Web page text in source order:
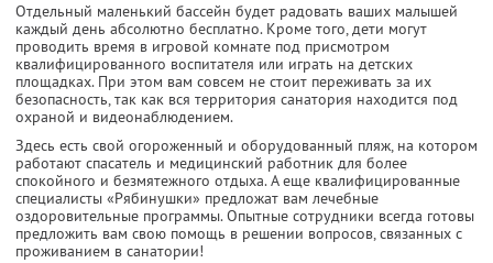
Отдельный маленький бассейн будет радовать ваших малышей
каждый день абсолютно бесплатно. Кроме того, дети могут
проводить время в игровой комнате под присмотром
квалифицированного воспитателя или играть на детских
площадках. При этом вам совсем не стоит переживать за их
безопасность, так как вся территория санатория находится под
охраной и видеонаблюдением.
Здесь есть свой огороженный и оборудованный пляж, на котором
работают спасатель и медицинский работник для более
спокойного и безмятежного отдыха. А еще квалифицированные
специалисты «Рябинушки» предложат вам лечебные
оздоровительные программы. Опытные сотрудники всегда готовы
предложить вам свою помощь в решении вопросов, связанных с
проживанием в санатории!